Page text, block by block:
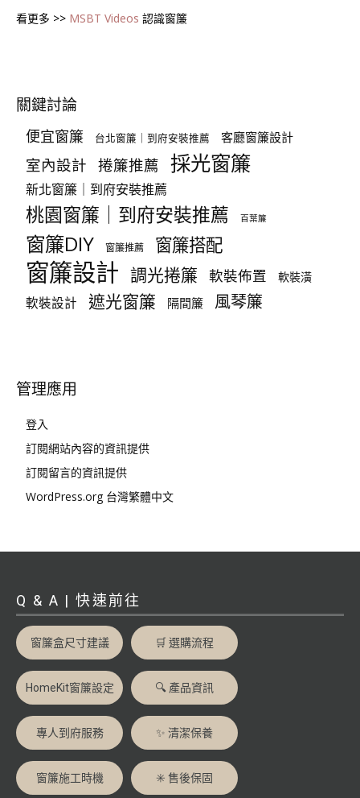
看更多 >> MSBT Videos 認識窗簾
關鍵討論
便宜窗簾 台北窗簾｜到府安裝推薦 客廳窗簾設計
室內設計 捲簾推薦 採光窗簾
新北窗簾｜到府安裝推薦
桃園窗簾｜到府安裝推薦 百葉簾
窗簾DIY 窗簾推薦 窗簾搭配
窗簾設計 調光捲簾 軟裝佈置 軟裝潢
軟裝設計 遮光窗簾 隔間簾 風琴簾
管理應用
登入
訂閱網站內容的資訊提供
訂閱留言的資訊提供
WordPress.org 台灣繁體中文
Q & A | 快速前往
窗簾盒尺寸建議 🛒 選購流程
HomeKit窗簾設定 🔍 產品資訊
專人到府服務 ✨ 清潔保養
窗簾施工時機 ✳️ 售後保固